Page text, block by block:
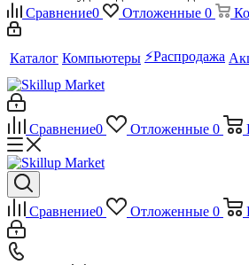
Сравнение0 Отложенные 0
Каталог Компьютеры ⚡️Распродажа
Сравнение0 Отложенные 0
Сравнение0 Отложенные 0